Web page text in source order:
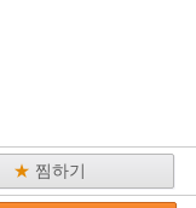
★ 찜하기